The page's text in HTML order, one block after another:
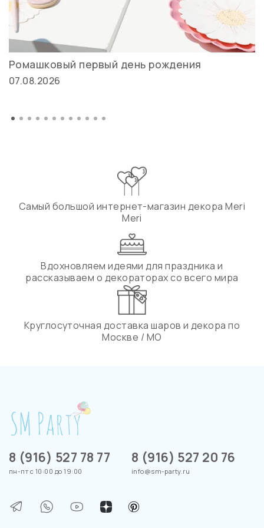
Ромашковый первый день рождения
07.08.2026
Самый большой интернет-магазин декора Meri
Meri
Вдохновляем идеями для праздника и
рассказываем о декораторах со всего мира
Круглосуточная доставка шаров и декора по
Москве / МО
8 (916) 527 78 77
пн-пт с 10:00 до 19:00
8 (916) 527 20 76
info@sm-party.ru